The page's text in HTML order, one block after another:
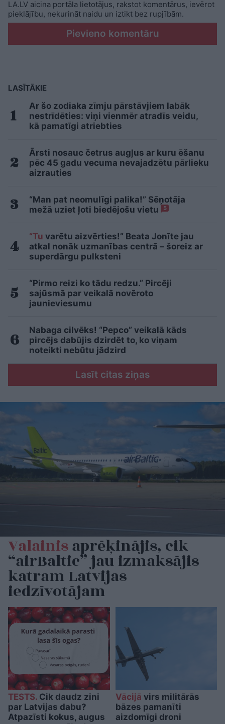
LA.LV aicina portāla lietotājus, rakstot komentārus, ievērot
pieklājību, nekurināt naidu un iztikt bez rupjībām.
Pievieno komentāru
LASĪTĀKIE
Ar šo zodiaka zīmju pārstāvjiem labāk
nestrīdēties: viņi vienmēr atradīs veidu,
kā pamatīgi atriebties
Ārsti nosauc četrus augļus ar kuru ēšanu
pēc 45 gadu vecuma nevajadzētu pārlieku
aizrauties
“Man pat neomulīgi palika!” Sēņotāja
mežā uziet ļoti biedējošu vietu
5
“Tu varētu aizvērties!” Beata Jonīte jau
atkal nonāk uzmanības centrā – šoreiz ar
superdārgu pulksteni
“Pirmo reizi ko tādu redzu.” Pircēji
sajūsmā par veikalā novēroto
jaunieviesumu
Nabaga cilvēks! “Pepco” veikalā kāds
pircējs dabūjis dzirdēt to, ko viņam
noteikti nebūtu jādzird
Lasīt citas ziņas
Valainisaprēķinājis, cik
“airBaltic” jau izmaksājis
katram Latvijas
iedzīvotājam
TESTS. Cik daudz zini
par Latvijas dabu?
Atpazīsti kokus, augus
Vācijā virs militārās
bāzes pamanīti
aizdomīgi droni